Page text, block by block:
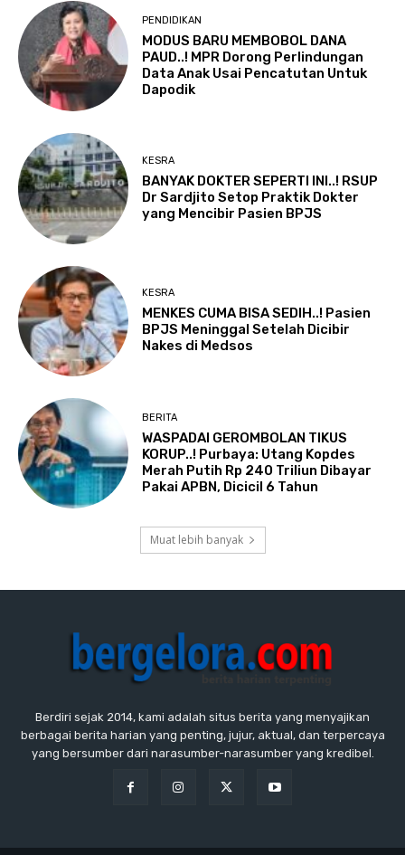
PENDIDIKAN
MODUS BARU MEMBOBOL DANA
PAUD..! MPR Dorong Perlindungan
Data Anak Usai Pencatutan Untuk
Dapodik
KESRA
BANYAK DOKTER SEPERTI INI..! RSUP
Dr Sardjito Setop Praktik Dokter
yang Mencibir Pasien BPJS
KESRA
MENKES CUMA BISA SEDIH..! Pasien
BPJS Meninggal Setelah Dicibir
Nakes di Medsos
BERITA
WASPADAI GEROMBOLAN TIKUS
KORUP..! Purbaya: Utang Kopdes
Merah Putih Rp 240 Triliun Dibayar
Pakai APBN, Dicicil 6 Tahun
Muat lebih banyak
Berdiri sejak 2014, kami adalah situs berita yang menyajikan
berbagai berita harian yang penting, jujur, aktual, dan terpercaya
yang bersumber dari narasumber-narasumber yang kredibel.